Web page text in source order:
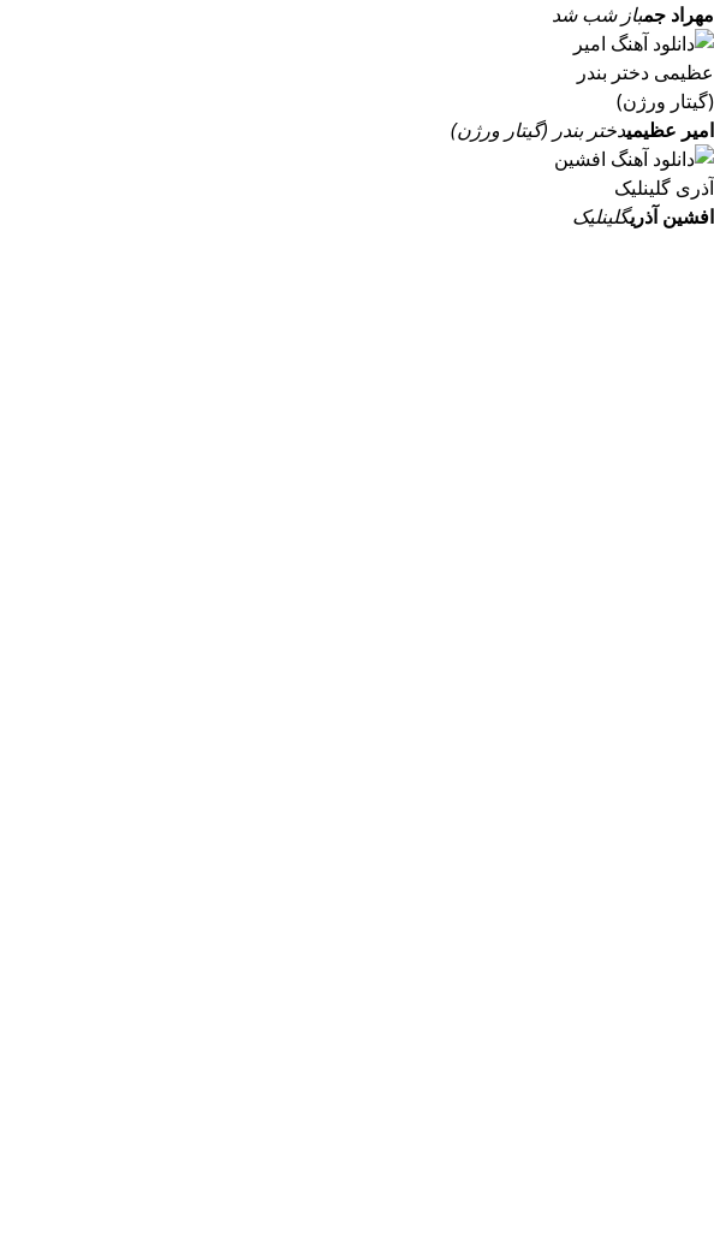
مهراد جمباز شب شد
امیر عظیمیدختر بندر (گیتار ورژن)
افشین آذریگلینلیک